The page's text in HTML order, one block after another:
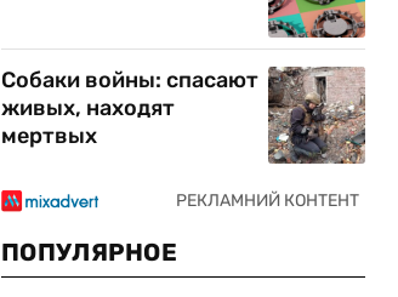
Собаки войны: спасают
живых, находят
мертвых
ПОПУЛЯРНОЕ